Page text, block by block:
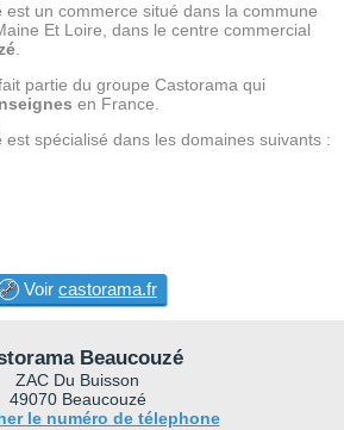
est un commerce situé dans la commune
Et Loire, dans le centre commercial
.
partie du groupe Castorama qui
en France.
est spécialisé dans les domaines suivants :
Voir castorama.fr
Beaucouzé
ZAC Du Buisson
49070 Beaucouzé
le numéro de télephone